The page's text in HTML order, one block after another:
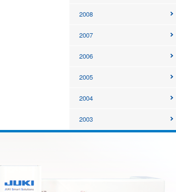
2008
2007
2006
2005
2004
2003